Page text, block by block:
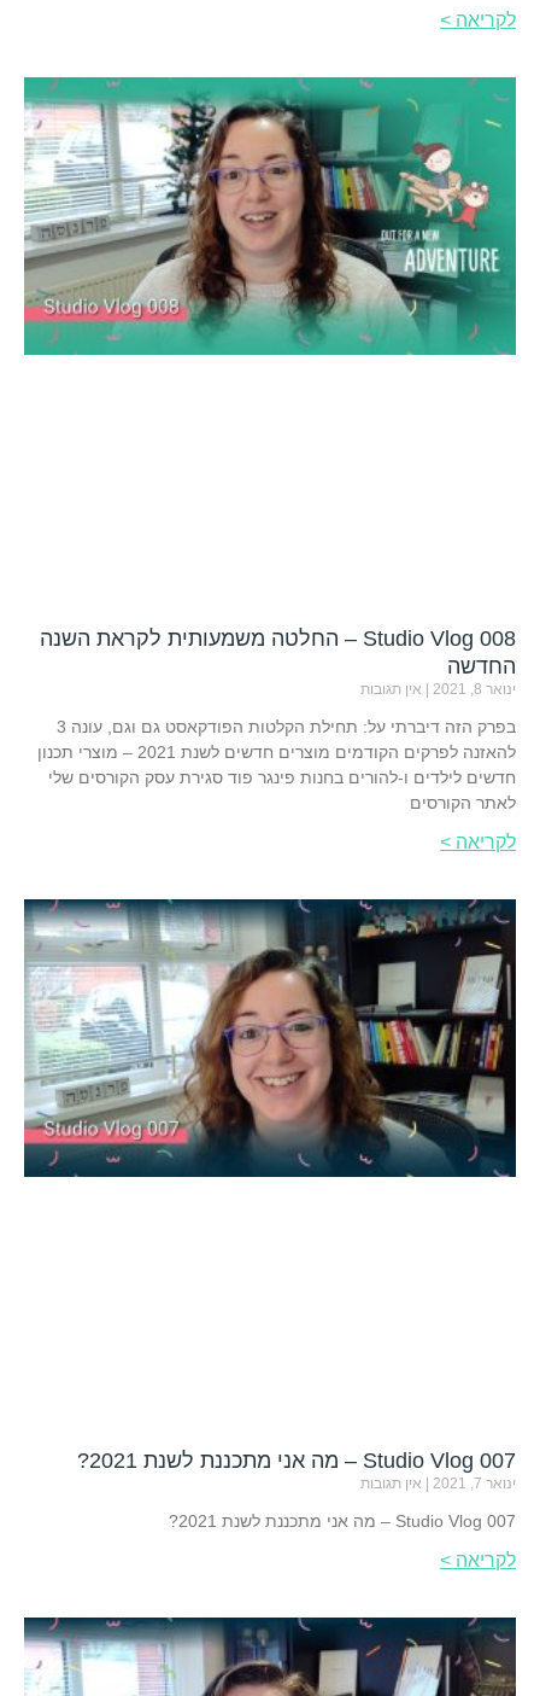
לקריאה >
Studio Vlog 008 – החלטה משמעותית לקראת השנה
החדשה
ינואר 8, 2021 אין תגובות
בפרק הזה דיברתי על: תחילת הקלטות הפודקאסט גם וגם, עונה 3
להאזנה לפרקים הקודמים מוצרים חדשים לשנת 2021 – מוצרי תכנון
חדשים לילדים ו-להורים בחנות פינגר פוד סגירת עסק הקורסים שלי
לאתר הקורסים
לקריאה >
Studio Vlog 007 – מה אני מתכננת לשנת 2021?
ינואר 7, 2021 אין תגובות
Studio Vlog 007 – מה אני מתכננת לשנת 2021?
לקריאה >